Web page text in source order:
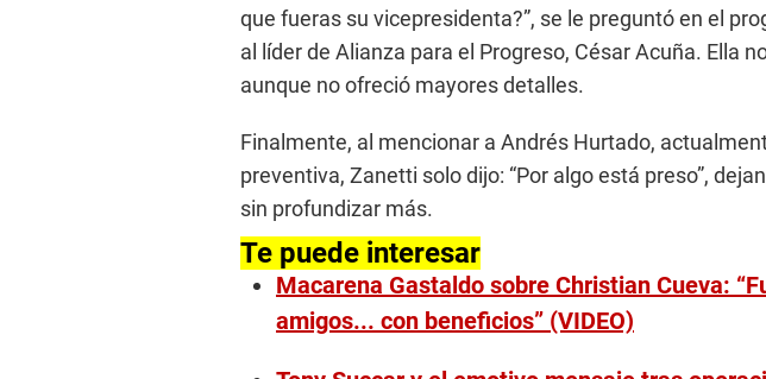
que fueras su vicepresidenta?”, se le preguntó en el
al líder de Alianza para el Progreso, César Acuña. Ella
aunque no ofreció mayores detalles.
Finalmente, al mencionar a Andrés Hurtado,
preventiva, Zanetti solo dijo: “Por algo está preso”,
sin profundizar más.
Te puede interesar
Macarena Gastaldo sobre Christian Cueva:
amigos... con beneficios” (VIDEO)